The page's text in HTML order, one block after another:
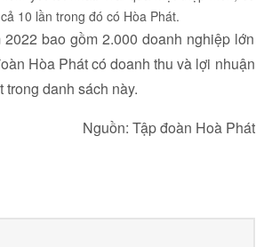
10 lần trong đó có Hòa Phát.
bao gồm 2.000 doanh nghiệp lớn
Hòa Phát có doanh thu và lợi nhuận
danh sách này.
Nguồn: Tập đoàn Hoà Phát